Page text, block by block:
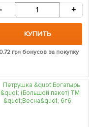
- +
КУПИТЬ
грн бонусов за покупку